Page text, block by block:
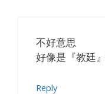
不好意思
好像是『教廷
Reply